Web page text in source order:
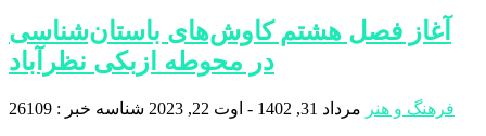
آغاز فصل هشتم کاوش‌های باستان‌شناسی
در محوطه ازبکی نظرآباد
فرهنگ و هنر مرداد 31, 1402 - اوت 22, 2023 شناسه خبر : 26109